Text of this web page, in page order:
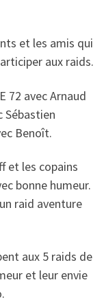
et les amis qui
aux raids.
72 avec Arnaud
Sébastien
Benoît.
et les copains
bonne humeur.
raid aventure
aux 5 raids de
et leur envie